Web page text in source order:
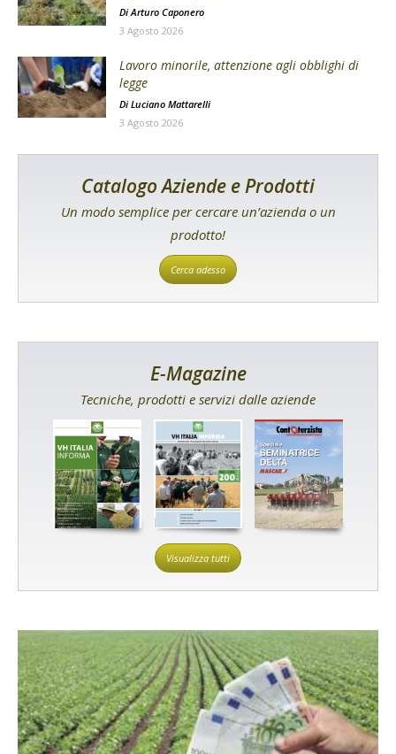
Di Arturo Caponero
3 Agosto 2026
Lavoro minorile, attenzione agli obblighi di
legge
Di Luciano Mattarelli
3 Agosto 2026
Catalogo Aziende e Prodotti
Un modo semplice per cercare un’azienda o un
prodotto!
Cerca adesso
E-Magazine
Tecniche, prodotti e servizi dalle aziende
Visualizza tutti